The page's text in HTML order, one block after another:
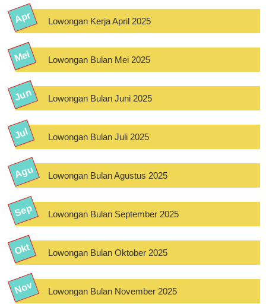
Lowongan Kerja April 2025
Lowongan Bulan Mei 2025
Lowongan Bulan Juni 2025
Lowongan Bulan Juli 2025
Lowongan Bulan Agustus 2025
Lowongan Bulan September 2025
Lowongan Bulan Oktober 2025
Lowongan Bulan November 2025